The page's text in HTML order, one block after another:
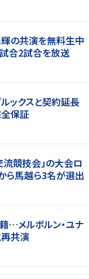
輝の共演を無料生中
合2試合を放送
ックスと契約延長
保証
流競技会」の大会ロ
ら馬越ら3名が選出
…メルボルン・ユナ
再共演